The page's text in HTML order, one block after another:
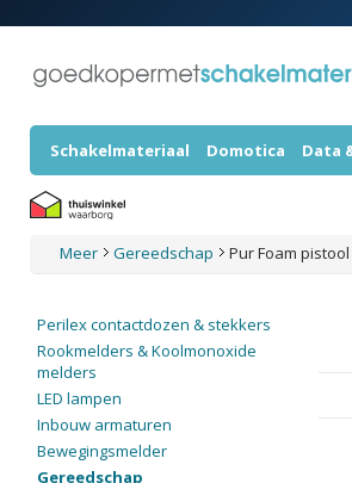
Schakelmateriaal Domotica Data
Meer Gereedschap Pur Foam pistool
Perilex contactdozen & stekkers
Rookmelders & Koolmonoxide
melders
LED lampen
Inbouw armaturen
Bewegingsmelder
Gereedschap